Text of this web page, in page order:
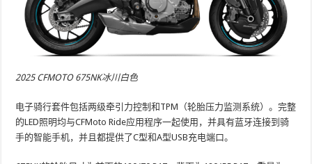
2025 CFMOTO 675NK冰川白色
电子骑行套件包括两级牵引力控制和TPM（轮胎压力监测系统）。完整
的LED照明均与CFMoto Ride应用程序一起使用，并具有蓝牙连接到骑
手的智能手机，并且都提供了C型和A型USB充电端口。